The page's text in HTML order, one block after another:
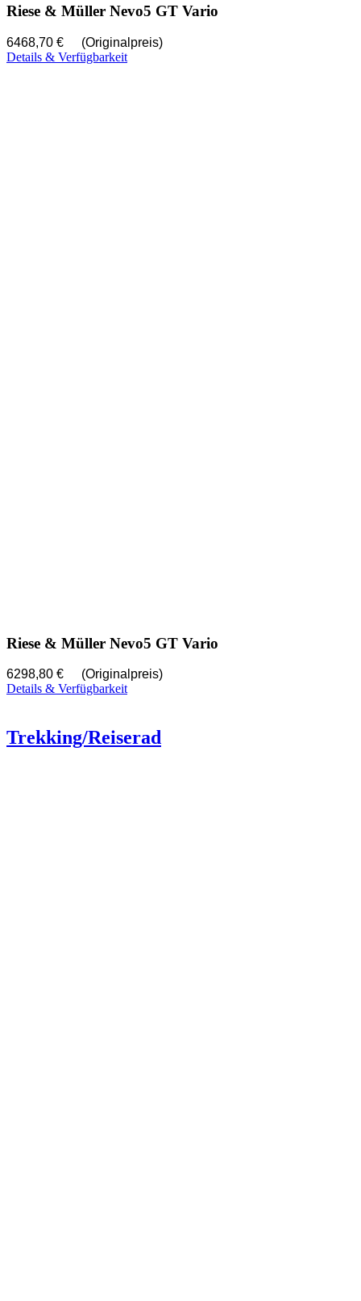
Riese & Müller Nevo5 GT Vario
6468,70 €
(Originalpreis)
Details & Verfügbarkeit
Riese & Müller Nevo5 GT Vario
6298,80 €
(Originalpreis)
Details & Verfügbarkeit
Trekking/Reiserad